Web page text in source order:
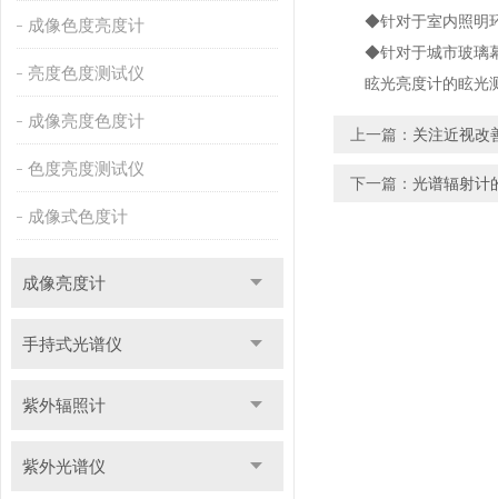
成像色度亮度计
亮度色度测试仪
成像亮度色度计
色度亮度测试仪
成像式色度计
成像亮度计
手持式光谱仪
紫外辐照计
紫外光谱仪
◆针对于室内照明环
◆针对于城市玻璃幕
眩光亮度计的眩光测
上一篇： 关注近视改
下一篇： 光谱辐射计